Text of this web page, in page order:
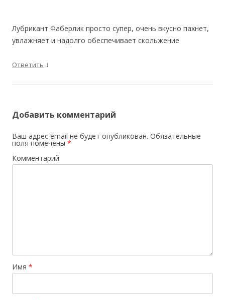
Лубрикант Фаберлик просто супер, очень вкусно пахнет,
увлажняет и надолго обеспечивает скольжение
Ответить ↓
Добавить комментарий
Ваш адрес email не будет опубликован. Обязательные
поля помечены *
Комментарий
Имя *